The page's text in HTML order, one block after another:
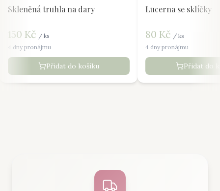
Skleněná truhla na dary
150 Kč / ks
4 dny pronájmu
Přidat do košíku
Lucerna se sklíčky
80 Kč / ks
4 dny pronájmu
Přidat do